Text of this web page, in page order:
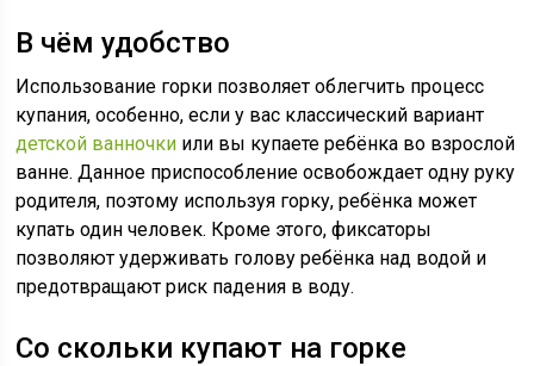
В чём удобство
Использование горки позволяет облегчить процесс
купания, особенно, если у вас классический вариант
детской ванночки или вы купаете ребёнка во взрослой
ванне. Данное приспособление освобождает одну руку
родителя, поэтому используя горку, ребёнка может
купать один человек. Кроме этого, фиксаторы
позволяют удерживать голову ребёнка над водой и
предотвращают риск падения в воду.
Со скольки купают на горке